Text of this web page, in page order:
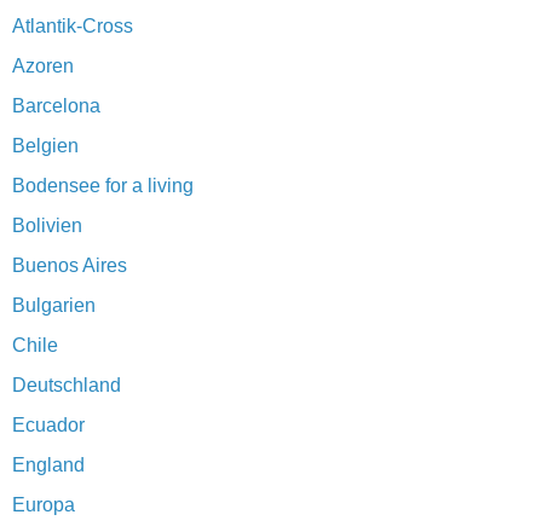
Atlantik-Cross
Azoren
Barcelona
Belgien
Bodensee for a living
Bolivien
Buenos Aires
Bulgarien
Chile
Deutschland
Ecuador
England
Europa